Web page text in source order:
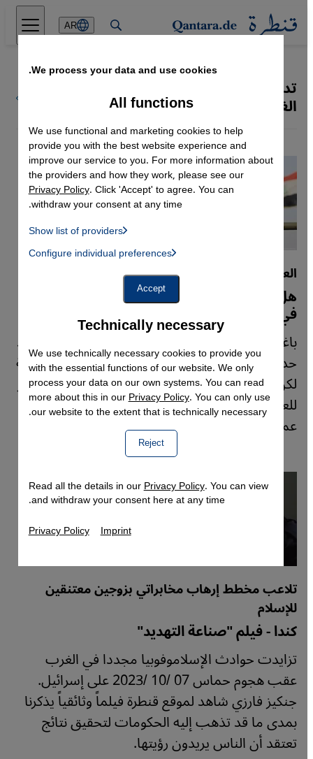
Direkt zum Inhalt springen
AR
تداعيات هجمات 11 سبتمبر على
الغرب والعالم الاسلامي
العراق بين أمريكا وإيران
هل تنهي حرب غزة الوجود العسكري الأمريكي
في العراق؟
باغتيال قيادي في الحشد الشعبي بضربة أمريكية عاد
حديث إنهاء وجود واشنطن العسكري بالعراق للواجهة
لكن بشكل يبدو أكثر جدية يرى فيه خبراء سقوطا أكبر
للعراق بحضن إيران فهل تقبل واشنطن بذلك؟ رَصْد
عماد حسن وكاثرين شير.
تلاعب مخطط إرهاب مخابراتي بزوجين معتنقين
للإسلام
كندا - فيلم "صناعة التهديد"
تزايدت حوادث الإسلاموفوبيا مجددا في الغرب
عقب هجوم حماس 07 /10 /2023 على إسرائيل.
جنكيز فارزي شاهد لموقع قنطرة فيلماً وثائقياً يذكرنا
بمدى ما قد تذهب إليه الحكومات لتحقيق نتائج
تعتقد أن الناس يريدون رؤيتها.
We process your data and use cookies.
Technically necessary
We use technically necessary cookies to provide you
with the essential functions of our website. We only
process your data on our own systems. You can read
more about this in ourPrivacy Policy. You can only use
our website to the extent that is technically necessary.
Reject
All functions
We use functional and marketing cookies to help
provide you with the best website experience and
improve our service to you. For more information about
the providers and how they work, please see our
Privacy Policy. Click 'Accept' to agree. You can
withdraw your consent at any time.
Show list of providers
Instagram Embed, Twitter Embed, Youtube Embed
Facebook Embed / Facebook Connect
Google Maps Embed
Configure individual preferences
Accept
Read all the details in ourPrivacy Policy. You can view
and withdraw your consent here at any time.
Privacy Policy Imprint